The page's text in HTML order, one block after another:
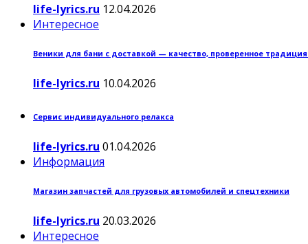
life-lyrics.ru 12.04.2026
Интересное
Веники для бани с доставкой — качество, проверенное
life-lyrics.ru 10.04.2026
Сервис индивидуального релакса
life-lyrics.ru 01.04.2026
Информация
Магазин запчастей для грузовых автомобилей и спецтехники
life-lyrics.ru 20.03.2026
Интересное